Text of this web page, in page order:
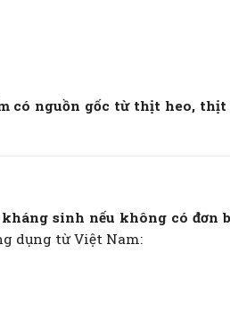
có nguồn gốc từ thịt heo,
sinh nếu không có đơn
dụng từ Việt Nam: